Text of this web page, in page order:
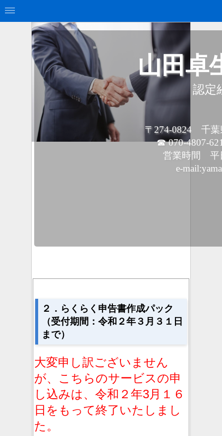
山田卓
認定
〒274-0824 千葉
☎ 070-4807-6219 (営
営業時間 平日
e-
２．らくらく申告書作成パック
（受付期間：令和２年３月３１日
まで）
大変申し訳ございません
が、こちらのサービスの申
し込みは、令和２年3月１６
日をもって終了いたしまし
た。